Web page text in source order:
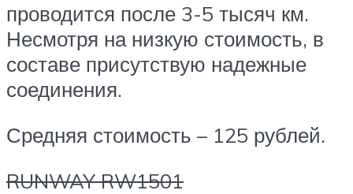
проводится после 3-5 тысяч км.
Несмотря на низкую стоимость, в
составе присутствую надежные
соединения.
Средняя стоимость – 125 рублей.
RUNWAY RW1501